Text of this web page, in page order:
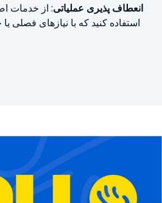
انعطاف پذیری عملیاتی: از خدمات
استفاده کنید که با نیازهای فصلی یا